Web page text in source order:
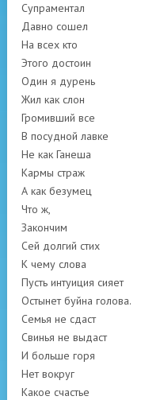
Супраментал
Давно сошел
На всех кто
Этого достоин
Один я дурень
Жил как слон
Громивший все
В посудной лавке
Не как Ганеша
Кармы страж
А как безумец
Что ж,
Закончим
Сей долгий стих
К чему слова
Пусть интуиция сияет
Остынет буйна голова.
Семья не сдаст
Свинья не выдаст
И больше горя
Нет вокруг
Какое счастье